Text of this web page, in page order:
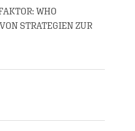
WHO
STRATEGIEN ZUR